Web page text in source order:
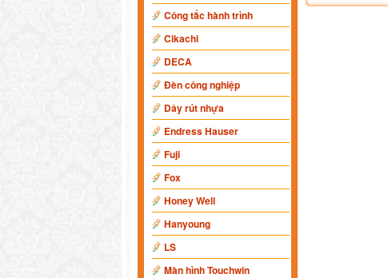
Công tắc hành trình
Cikachi
DECA
Đèn công nghiệp
Dây rút nhựa
Endress Hauser
Fuji
Fox
Honey Well
Hanyoung
LS
Màn hình Touchwin